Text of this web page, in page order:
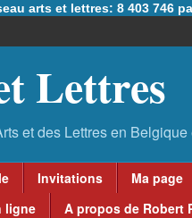
arts et lettres: 8 403 746
Lettres
Invitations Ma page
ligne
A propos de Robert